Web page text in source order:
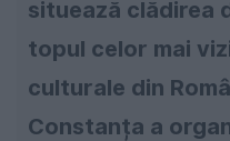
situează clădirea
topul celor mai
culturale din
Constanța a